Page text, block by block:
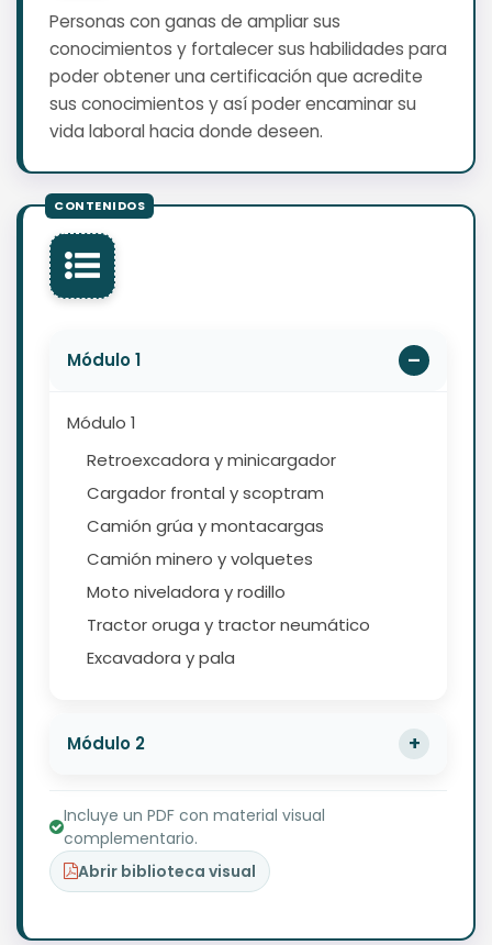
Personas con ganas de ampliar sus
conocimientos y fortalecer sus habilidades para
poder obtener una certificación que acredite
sus conocimientos y así poder encaminar su
vida laboral hacia donde deseen.
Módulo 1
Módulo 1
Retroexcadora y minicargador
Cargador frontal y scoptram
Camión grúa y montacargas
Camión minero y volquetes
Moto niveladora y rodillo
Tractor oruga y tractor neumático
Excavadora y pala
Módulo 2
Incluye un PDF con material visual
complementario.
Abrir biblioteca visual